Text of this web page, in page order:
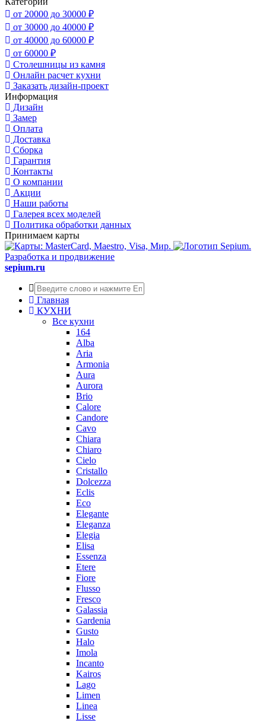
от 20000 до 30000 ₽
от 30000 до 40000 ₽
от 40000 до 60000 ₽
от 60000 ₽
Столешницы из камня
Онлайн расчет кухни
Заказать дизайн-проект
Информация
Дизайн
Замер
Оплата
Доставка
Сборка
Гарантия
Контакты
О компании
Акции
Наши работы
Галерея всех моделей
Политика обработки данных
Принимаем карты
Разработка и продвижение
sepium.ru
Главная
КУХНИ
Все кухни
164
Alba
Aria
Armonia
Aura
Aurora
Brio
Calore
Candore
Cavo
Chiara
Chiaro
Cielo
Cristallo
Dolcezza
Eclis
Eco
Elegante
Eleganza
Elegia
Elisa
Essenza
Etere
Fiore
Flusso
Fresco
Galassia
Gardenia
Gusto
Halo
Imola
Incanto
Kairos
Lago
Limen
Linea
Lisse